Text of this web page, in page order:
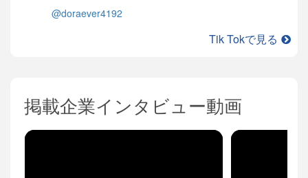
Tik Tokで見る
@doraever4192
掲載企業インタビュー動画